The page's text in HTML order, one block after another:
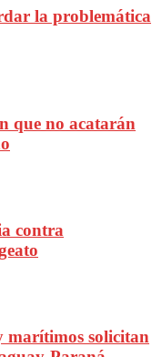
la problemática
que no acatarán
contra
marítimos solicitan